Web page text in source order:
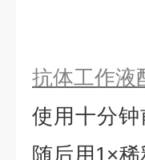
抗体工作液
使用十分钟
随后用1×